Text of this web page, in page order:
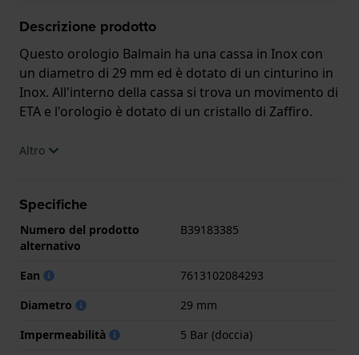
Descrizione prodotto
Questo orologio Balmain ha una cassa in Inox con
un diametro di 29 mm ed è dotato di un cinturino in
Inox. All'interno della cassa si trova un movimento di
ETA e l'orologio è dotato di un cristallo di Zaffiro.
L'orologio è impermeabile a 5ATM. Questo significa
.
Altro
Specifiche
Numero del prodotto
alternativo
B39183385
Ean
7613102084293
Diametro
29 mm
Impermeabilità
5 Bar (doccia)